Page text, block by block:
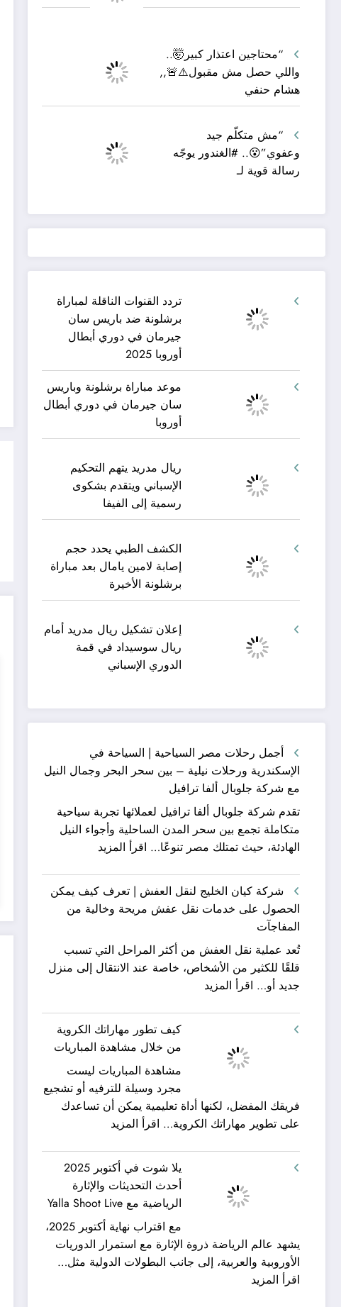
“محتاجين اعتذار كبير🤯..
واللي حصل مش مقبول⚠️🚨,,
هشام حنفي
“مش متكلّم جيد
وعفوي”😮.. #الغندور يوجّه
رسالة قوية لـ
تردد القنوات الناقلة لمباراة
برشلونة ضد باريس سان
جيرمان في دوري أبطال
أوروبا 2025
موعد مباراة برشلونة وباريس
سان جيرمان في دوري أبطال
أوروبا
ريال مدريد يتهم التحكيم
الإسباني ويتقدم بشكوى
رسمية إلى الفيفا
الكشف الطبي يحدد حجم
إصابة لامين يامال بعد مباراة
برشلونة الأخيرة
إعلان تشكيل ريال مدريد أمام
ريال سوسيداد في قمة
الدوري الإسباني
أجمل رحلات مصر السياحية | السياحة في
الإسكندرية ورحلات نيلية – بين سحر البحر وجمال النيل
مع شركة جلوبال ألفا ترافيل
تقدم شركة جلوبال ألفا ترافيل لعملائها تجربة سياحية
متكاملة تجمع بين سحر المدن الساحلية وأجواء النيل
الهادئة، حيث تمتلك مصر تنوعًا… اقرأ المزيد
مصر
السياحية
السياحة
في
نيلية
–
سحر
البحر
وجمال
مع
شركة
جلوبال
ألفا
ترافيل
شركة كيان الخليج لنقل العفش | تعرف كيف يمكن
الحصول على خدمات نقل عفش مريحة وخالية من
المفاجآت
تُعد عملية نقل العفش من أكثر المراحل التي تسبب
قلقًا للكثير من الأشخاص، خاصة عند الانتقال إلى منزل
جديد أو… اقرأ المزيد
الخليج
العفش
تعرف
كيف
الحصول
خدمات
عفش
مريحة
وخالية
كيف تطور مهاراتك الكروية
من خلال مشاهدة المباريات
مشاهدة المباريات ليست
مجرد وسيلة للترفيه أو تشجيع
فريقك المفضل، لكنها أداة تعليمية يمكن أن تساعدك
على تطوير مهاراتك الكروية… اقرأ المزيد
مهاراتك
الكروية
من
خلال
مشاهدة
المباريات
يلا شوت في أكتوبر 2025
أحدث التحديثات والإثارة
الرياضية مع Yalla Shoot Live
مع اقتراب نهاية أكتوبر 2025،
يشهد عالم الرياضة ذروة الإثارة مع استمرار الدوريات
الأوروبية والعربية، إلى جانب البطولات الدولية مثل…
اقرأ المزيد